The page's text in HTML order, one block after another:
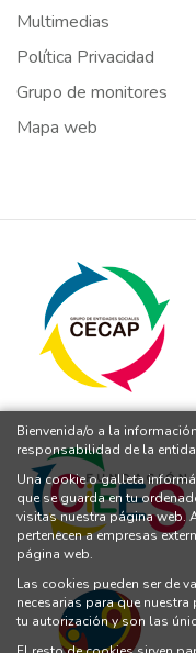
Multimedias
Política Privacidad
Grupo de monitores
Mapa web
Bienvenida/o a la
responsabilidad de la
Una cookie o galleta
que se guarda en tu
visitas nuestra página web.
pertenecen a empresas
página web.
Las cookies pueden ser de
necesarias para que
tu autorización y son las